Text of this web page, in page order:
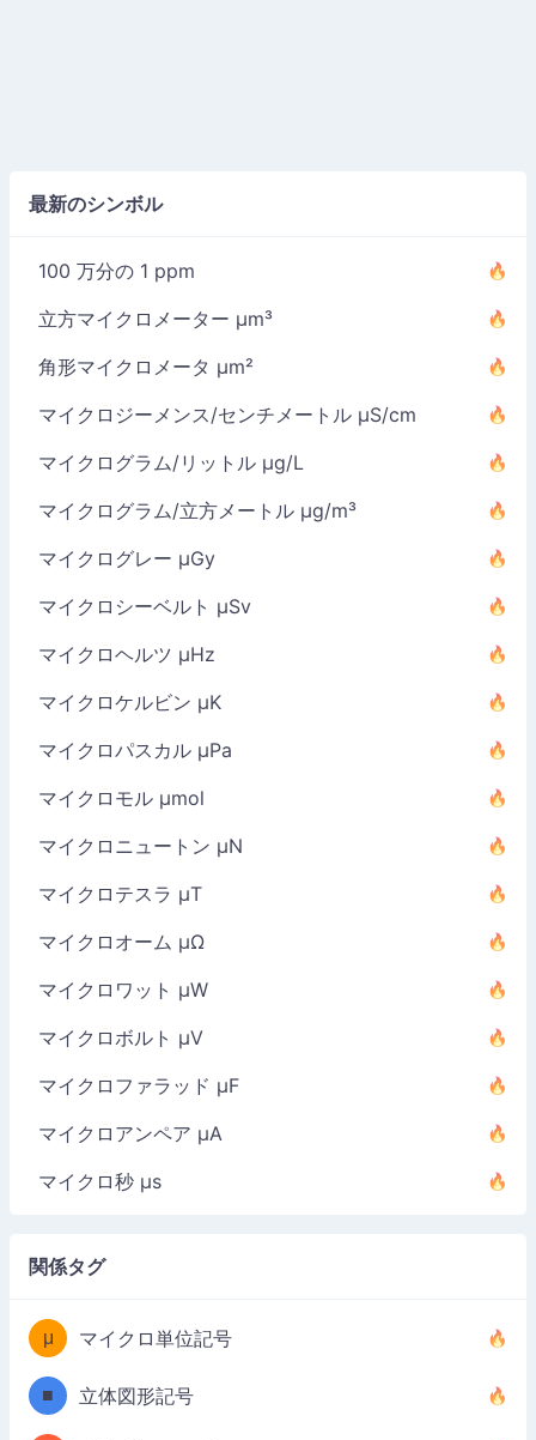
最新のシンボル
100 万分の 1 ppm
立方マイクロメーター µm³
角形マイクロメータ µm²
マイクロジーメンス/センチメートル µS/cm
マイクログラム/リットル µg/L
マイクログラム/立方メートル µg/m³
マイクログレー µGy
マイクロシーベルト µSv
マイクロヘルツ µHz
マイクロケルビン µK
マイクロパスカル µPa
マイクロモル µmol
マイクロニュートン µN
マイクロテスラ µT
マイクロオーム µΩ
マイクロワット µW
マイクロボルト µV
マイクロファラッド µF
マイクロアンペア µA
マイクロ秒 µs
関係タグ
μ マイクロ単位記号
■ 立体図形記号